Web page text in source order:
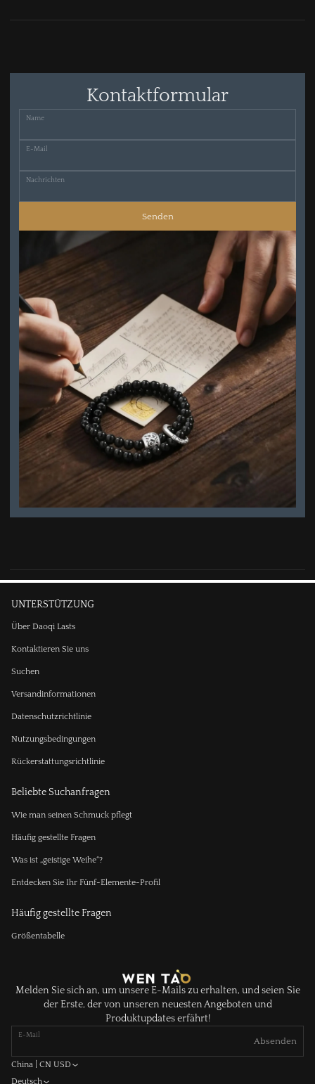
Kontaktformular
Name
E-Mail
Nachrichten
Senden
UNTERSTÜTZUNG
Über Daoqi Lasts
Kontaktieren Sie uns
Suchen
Versandinformationen
Datenschutzrichtlinie
Nutzungsbedingungen
Rückerstattungsrichtlinie
Beliebte Suchanfragen
Wie man seinen Schmuck pflegt
Häufig gestellte Fragen
Was ist „geistige Weihe“?
Entdecken Sie Ihr Fünf-Elemente-Profil
Häufig gestellte Fragen
Größentabelle
Melden Sie sich an, um unsere E-Mails zu erhalten, und seien Sie
der Erste, der von unseren neuesten Angeboten und
Produktupdates erfährt!
E-Mail
Absenden
China | CN USD
Deutsch